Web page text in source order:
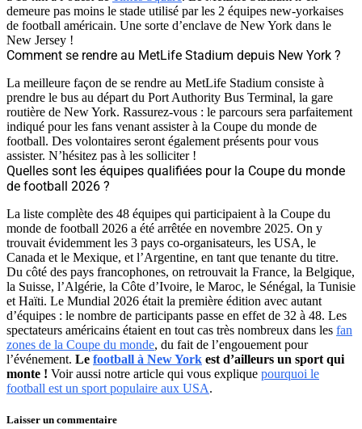
demeure pas moins le stade utilisé par les 2 équipes new-yorkaises
de football américain. Une sorte d’enclave de New York dans le
New Jersey !
Comment se rendre au MetLife Stadium depuis New York ?
La meilleure façon de se rendre au MetLife Stadium consiste à
prendre le bus au départ du Port Authority Bus Terminal, la gare
routière de New York. Rassurez-vous : le parcours sera parfaitement
indiqué pour les fans venant assister à la Coupe du monde de
football. Des volontaires seront également présents pour vous
assister. N’hésitez pas à les solliciter !
Quelles sont les équipes qualifiées pour la Coupe du monde
de football 2026 ?
La liste complète des 48 équipes qui participaient à la Coupe du
monde de football 2026 a été arrêtée en novembre 2025. On y
trouvait évidemment les 3 pays co-organisateurs, les USA, le
Canada et le Mexique, et l’Argentine, en tant que tenante du titre.
Du côté des pays francophones, on retrouvait la France, la Belgique,
la Suisse, l’Algérie, la Côte d’Ivoire, le Maroc, le Sénégal, la Tunisie
et Haïti. Le Mundial 2026 était la première édition avec autant
d’équipes : le nombre de participants passe en effet de 32 à 48. Les
spectateurs américains étaient en tout cas très nombreux dans les fan
zones de la Coupe du monde, du fait de l’engouement pour
l’événement. Le football à New York est d’ailleurs un sport qui
monte ! Voir aussi notre article qui vous explique pourquoi le
football est un sport populaire aux USA.
Laisser un commentaire